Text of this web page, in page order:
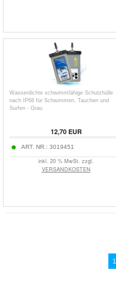
Wasserdichte schwimmfähige Schutzhülle
nach IP68 für Schwimmen, Tauchen und
Surfen - Grau
12,70EUR
ART. NR.: 3019451
inkl. 20 % MwSt. zzgl.
VERSANDKOSTEN
1